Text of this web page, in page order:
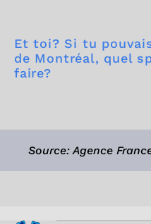
Et toi? Si tu
de Montréal, quel
faire?
Source: Agence